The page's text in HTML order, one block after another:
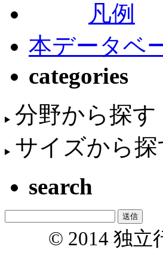
凡例
本データベ
categories
分野から探す
サイズから探
search
© 2014 独立